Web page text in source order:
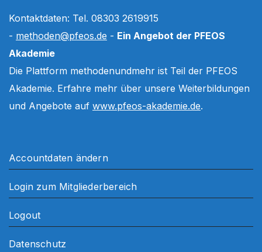
Kontaktdaten: Tel. 08303 2619915
- methoden@pfeos.de - Ein Angebot der PFEOS
Akademie
Die Plattform methodenundmehr ist Teil der PFEOS
Akademie. Erfahre mehr über unsere Weiterbildungen
und Angebote auf www.pfeos-akademie.de.
Accountdaten ändern
Login zum Mitgliederbereich
Logout
Datenschutz